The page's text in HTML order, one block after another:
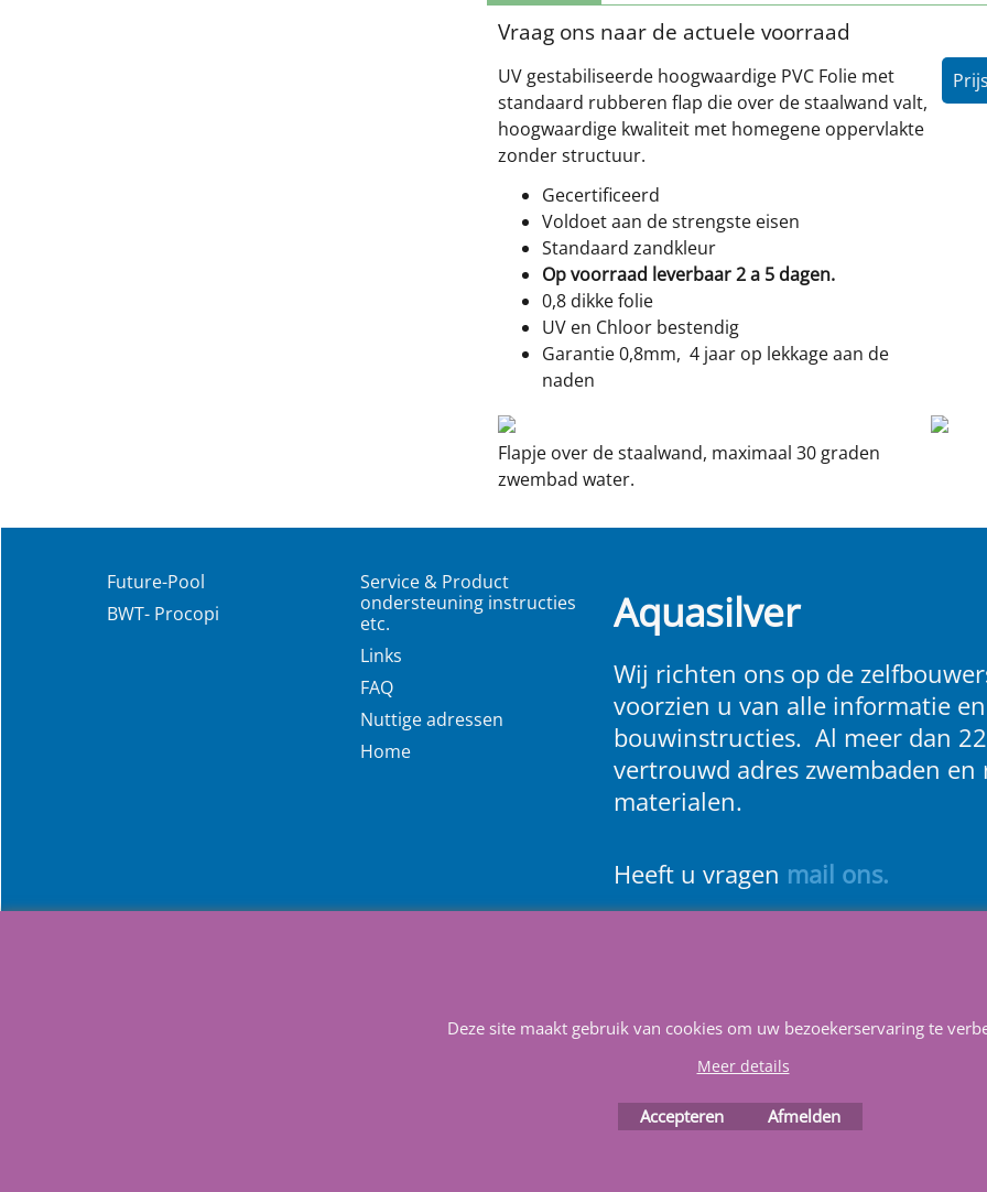
Vraag ons naar de actuele voorraad
UV gestabiliseerde hoogwaardige PVC Folie met
standaard rubberen flap die over de staalwand valt,
hoogwaardige kwaliteit met homegene oppervlakte
zonder structuur.
Gecertificeerd
Voldoet aan de strengste eisen
Standaard zandkleur
Op voorraad leverbaar 2 a 5 dagen.
0,8 dikke folie
UV en Chloor bestendig
Garantie 0,8mm, 4 jaar op lekkage aan de
naden
Flapje over de staalwand, maximaal 30 graden
zwembad water.
Future-Pool
BWT- Procopi
Service & Product
ondersteuning instructies
etc.
Links
FAQ
Nuttige adressen
Home
Aquasilver
Wij richten ons op de
voorzien u van alle informatie en
bouwinstructies. Al meer dan
vertrouwd adres zwembaden en
materialen.
Heeft u vragen mail ons.
Deze site maakt gebruik van cookies om uw bezoekerservaring te
Meer details
Accepteren Afmelden